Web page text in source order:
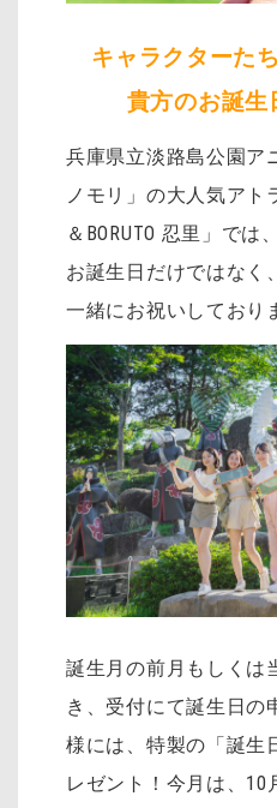
キャラクターた
貴方のお誕生
兵庫県立淡路島公園ア
ノモリ」の大人気アト
＆BORUTO 忍里」で
お誕生日だけではなく
一緒にお祝いしており
誕生月の前月もしくは
き、受付にて誕生日の
様には、特製の「誕生
レゼント！今月は、10